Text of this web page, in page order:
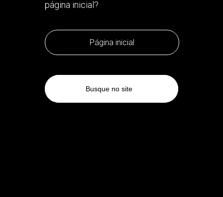
página inicial?
Página inicial